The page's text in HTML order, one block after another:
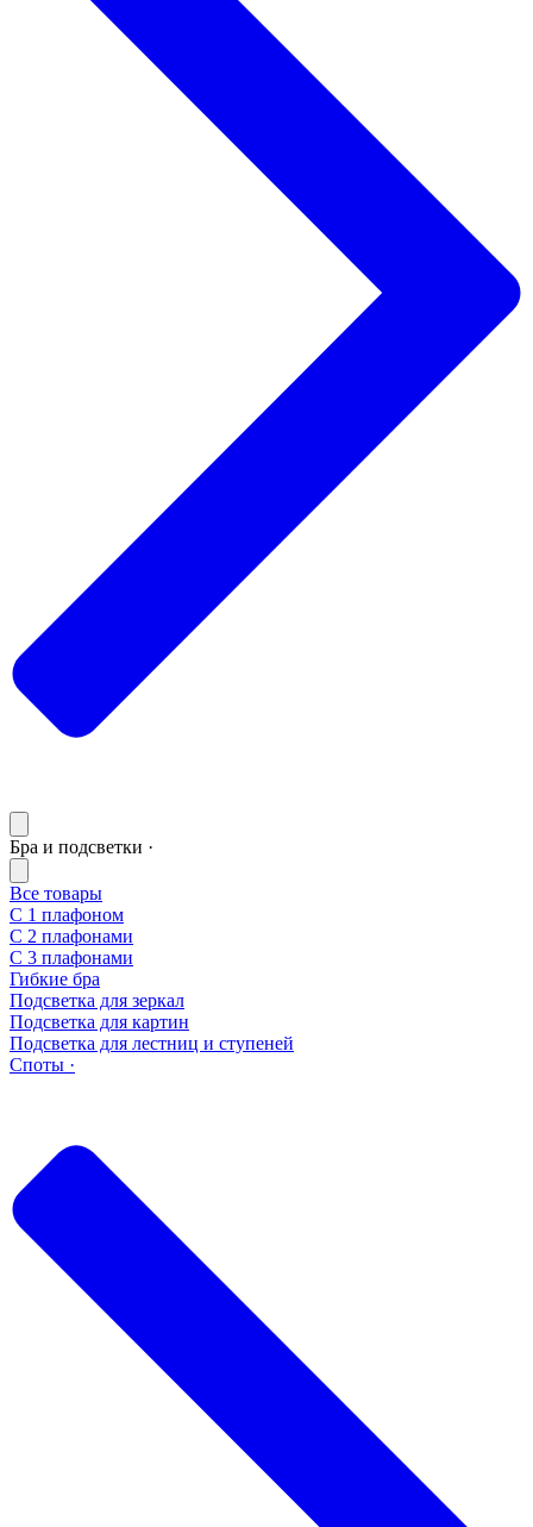
Бра и подсветки ·
Все товары
С 1 плафоном
С 2 плафонами
С 3 плафонами
Гибкие бра
Подсветка для зеркал
Подсветка для картин
Подсветка для лестниц и ступеней
Споты ·